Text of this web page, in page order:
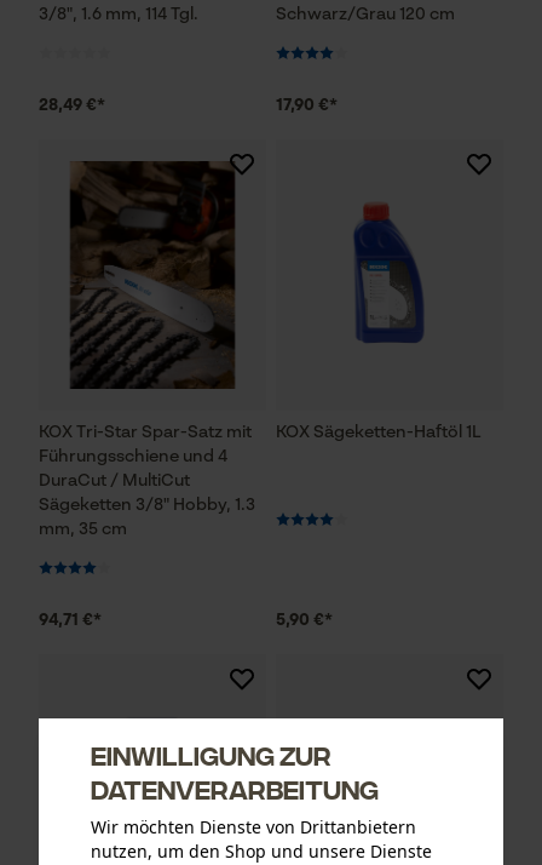
3/8", 1.6 mm, 114 Tgl.
28,49 €*
Schwarz/Grau 120 cm
17,90 €*
KOX Tri-Star Spar-Satz mit
Führungsschiene und 4
DuraCut / MultiCut
Sägeketten 3/8" Hobby, 1.3
mm, 35 cm
94,71 €*
KOX Sägeketten-Haftöl 1L
5,90 €*
Einwilligung zur
Datenverarbeitung
Wir möchten Dienste von Drittanbietern
nutzen, um den Shop und unsere Dienste